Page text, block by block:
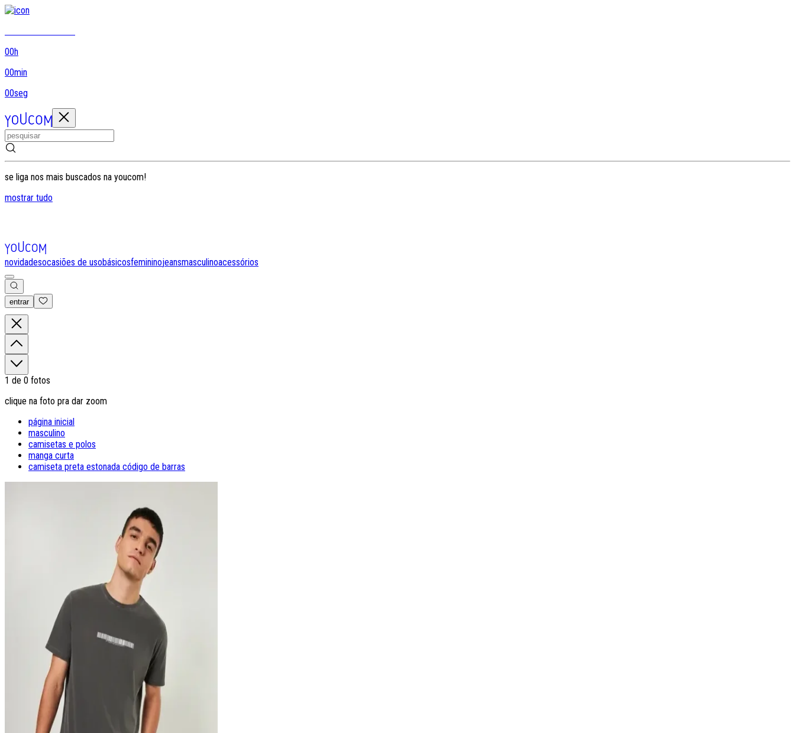
00h
00min
00seg
se liga nos mais buscados na youcom!
mostrar tudo
novidadesocasiões de usobásicosfemininojeansmasculinoacessórios
entrar
1 de 0 fotos
clique na foto pra dar zoom
página inicial
masculino
camisetas e polos
manga curta
camiseta preta estonada código de barras